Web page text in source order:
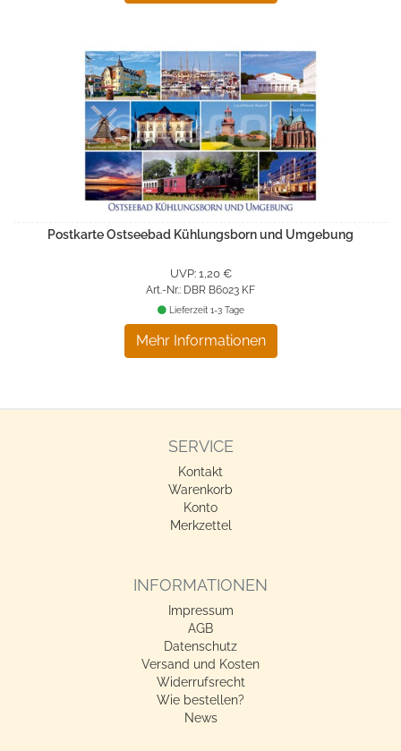
Postkarte Ostseebad Kühlungsborn und Umgebung
UVP: 1,20 €
Art.-Nr.: DBR B6023 KF
Mehr Informationen
Lieferzeit 1-3 Tage
SERVICE
Kontakt
Warenkorb
Konto
Merkzettel
INFORMATIONEN
Impressum
AGB
Datenschutz
Versand und Kosten
Widerrufsrecht
Wie bestellen?
News